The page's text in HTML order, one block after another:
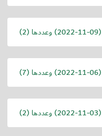
(
2022-11-09) وعددها (2)
(
2022-11-06) وعددها (7)
(
2022-11-03) وعددها (2)